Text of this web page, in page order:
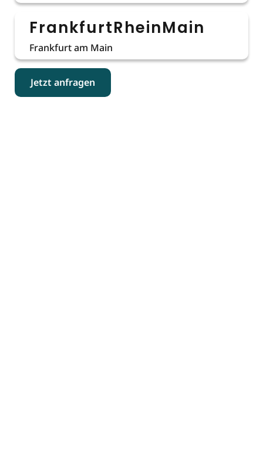
FrankfurtRheinMain
Frankfurt am Main
Jetzt anfragen